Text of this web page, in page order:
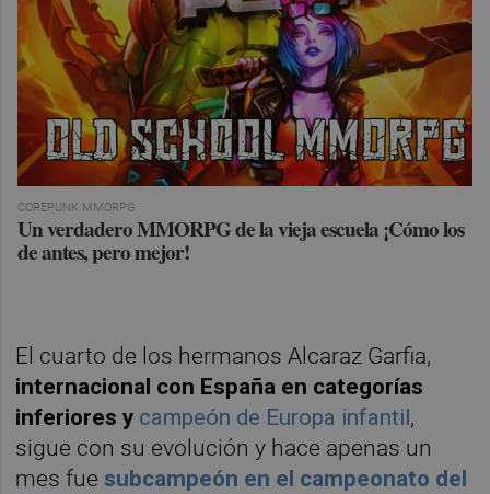
COREPUNK MMORPG
Un verdadero MMORPG de la vieja escuela ¡Cómo los
de antes, pero mejor!
El cuarto de los hermanos Alcaraz Garfia,
internacional con España en categorías
inferiores y campeón de Europa infantil,
sigue con su evolución y hace apenas un
mes fuesubcampeón en el campeonato del